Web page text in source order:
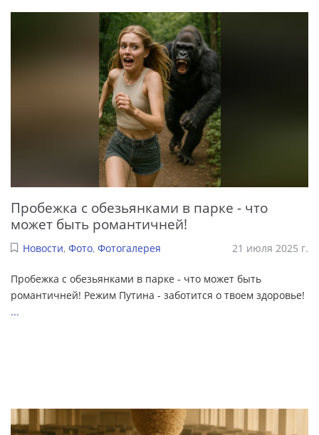
Пробежка с обезьянками в парке - что
может быть романтичней!
Новости, Фото, Фотогалерея 21 июля 2025 г.
Пробежка с обезьянками в парке - что может быть
романтичней! Режим Путина - заботится о твоем здоровье!
...